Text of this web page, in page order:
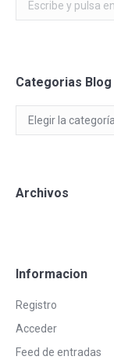
Categorias Blog
Blog
Archivos
Informacion
Registro
Acceder
Feed de entradas